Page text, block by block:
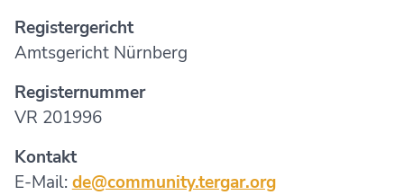
Registergericht
Amtsgericht Nürnberg
Registernummer
VR 201996
Kontakt
E-Mail:de@community.tergar.org